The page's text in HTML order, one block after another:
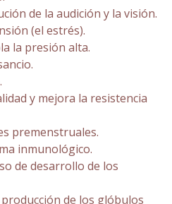
de la audición y la visión.
(el estrés).
la presión alta.
y mejora la resistencia
premenstruales.
inmunológico.
de desarrollo de los
de los glóbulos